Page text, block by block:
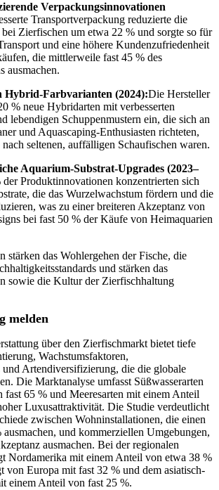
Verpackungsinnovationen
Transportverpackung reduzierte die
Zierfischen um etwa 22 % und sorgte so für
und eine höhere Kundenzufriedenheit
die mittlerweile fast 45 % des
ausmachen.
Hybrid-Farbvarianten (2024):Die Hersteller
% neue Hybridarten mit verbesserten
lebendigen Schuppenmustern ein, die sich an
und Aquascaping-Enthusiasten richteten,
seltenen, auffälligen Schaufischen waren.
Aquarium-Substrat-Upgrades (2023–
Produktinnovationen konzentrierten sich
die das Wurzelwachstum fördern und die
was zu einer breiteren Akzeptanz von
bei fast 50 % der Käufe von Heimaquarien
stärken das Wohlergehen der Fische, die
und stärken das
sowie die Kultur der Zierfischhaltung
melden
über den Zierfischmarkt bietet tiefe
Wachstumsfaktoren,
und Artendiversifizierung, die die globale
Die Marktanalyse umfasst Süßwasserarten
65 % und Meeresarten mit einem Anteil
Luxusattraktivität. Die Studie verdeutlicht
zwischen Wohninstallationen, die einen
und kommerziellen Umgebungen,
ausmachen. Bei der regionalen
Nordamerika mit einem Anteil von etwa 38 %
von Europa mit fast 32 % und dem asiatisch-
einem Anteil von fast 25 %.